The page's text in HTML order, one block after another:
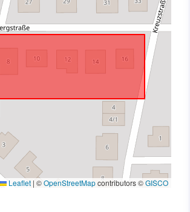
Leaflet | ©OpenStreetMapcontributors ©GISCO